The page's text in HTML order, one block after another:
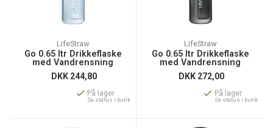
LifeStraw
Go 0.65 ltr Drikkeflaske
med Vandrensning
DKK 244,80
På lager
Se status i butik
LifeStraw
Go 0.65 ltr Drikkeflaske
med Vandrensning
DKK 272,00
På lager
Se status i butik